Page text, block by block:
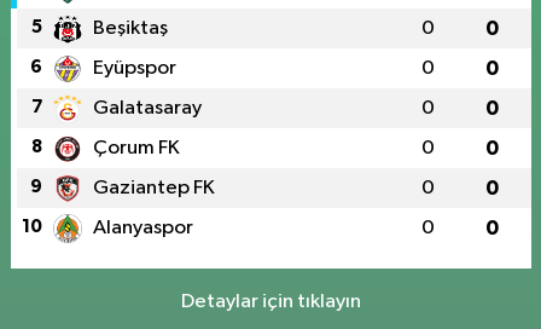
5 Beşiktaş 0 0
6 Eyüpspor 0 0
7 Galatasaray 0 0
8 Çorum FK 0 0
9 Gaziantep FK 0 0
10 Alanyaspor 0 0
Detaylar için tıklayın